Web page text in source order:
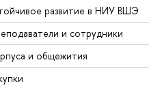
развитие в НИУ ВШЭ
и сотрудники
и общежития